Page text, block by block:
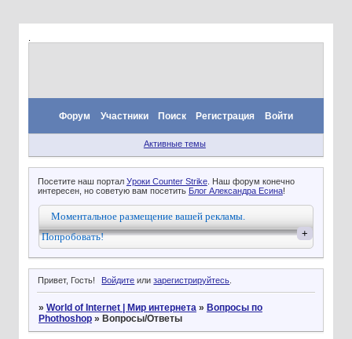
Форум Участники Поиск Регистрация Войти
Активные темы
Посетите наш портал Уроки Counter Strike. Наш форум конечно
интересен, но советую вам посетить Блог Александра Есина!
Моментальное размещение вашей рекламы.
Попробовать!
+
Привет, Гость! Войдите илизарегистрируйтесь.
» World of Internet | Мир интернета » Вопросы по
Phothoshop » Вопросы/Ответы